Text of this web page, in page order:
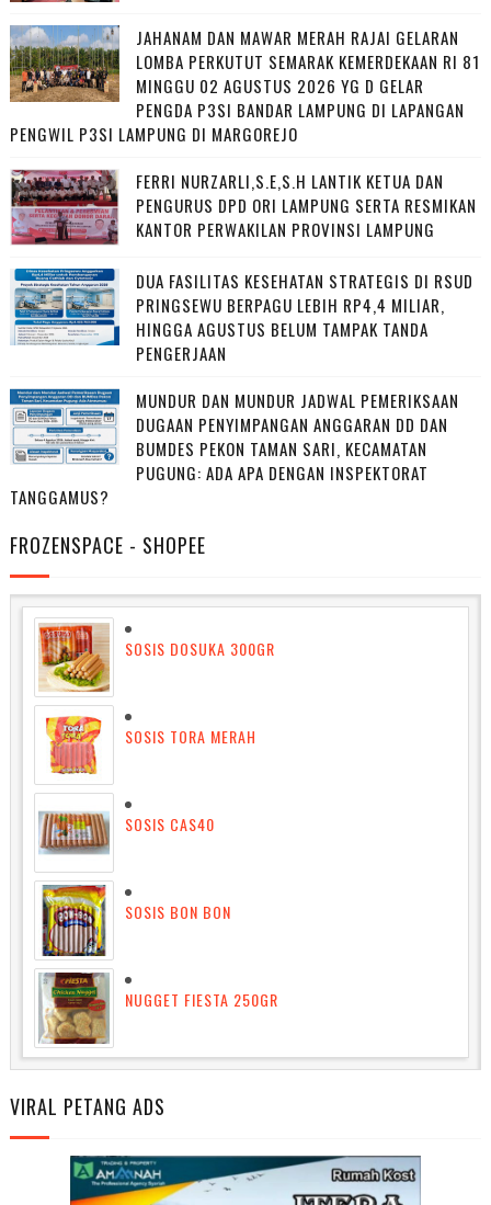
JAHANAM DAN MAWAR MERAH RAJAI GELARAN
LOMBA PERKUTUT SEMARAK KEMERDEKAAN RI 81
MINGGU 02 AGUSTUS 2026 YG D GELAR
PENGDA P3SI BANDAR LAMPUNG DI LAPANGAN
PENGWIL P3SI LAMPUNG DI MARGOREJO
FERRI NURZARLI,S.E,S.H LANTIK KETUA DAN
PENGURUS DPD ORI LAMPUNG SERTA RESMIKAN
KANTOR PERWAKILAN PROVINSI LAMPUNG
DUA FASILITAS KESEHATAN STRATEGIS DI RSUD
PRINGSEWU BERPAGU LEBIH RP4,4 MILIAR,
HINGGA AGUSTUS BELUM TAMPAK TANDA
PENGERJAAN
MUNDUR DAN MUNDUR JADWAL PEMERIKSAAN
DUGAAN PENYIMPANGAN ANGGARAN DD DAN
BUMDES PEKON TAMAN SARI, KECAMATAN
PUGUNG: ADA APA DENGAN INSPEKTORAT
TANGGAMUS?
FROZENSPACE - SHOPEE
SOSIS DOSUKA 300GR
SOSIS TORA MERAH
SOSIS CAS40
SOSIS BON BON
NUGGET FIESTA 250GR
VIRAL PETANG ADS